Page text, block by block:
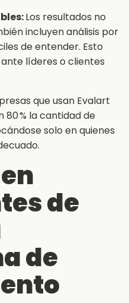
Los resultados no
incluyen análisis por
de entender. Esto
líderes o clientes
que usan Evalart
80 % la cantidad de
solo en quienes
de
de